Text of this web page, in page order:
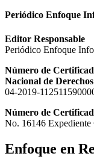
Periódico Enfoque
Editor Responsable
Periódico Enfoque
Número de
Nacional de
04-2019-
Número de
No. 16146
Enfoque en